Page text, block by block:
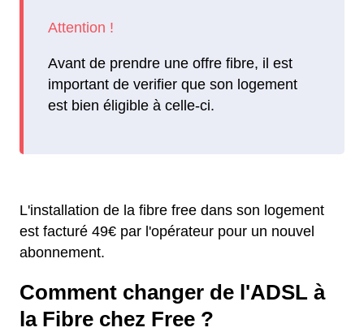
Avant de prendre une offre fibre, il est
important de verifier que son logement
est bien éligible à celle-ci.
L'installation de la fibre free dans son logement
est facturé 49€ par l'opérateur pour un nouvel
abonnement.
Comment changer de l'ADSL à
la Fibre chez Free ?